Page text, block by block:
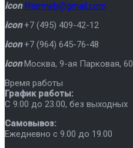
icon filtermeb@gmail.com
icon +7 (495) 409-42-12
icon +7 (964) 645-76-48
icon Москва, 9-ая Парковая, 60
Время работы
График работы:
C 9.00 до 23.00, без выходных
Самовывоз:
Ежедневно с 9.00 до 19.00